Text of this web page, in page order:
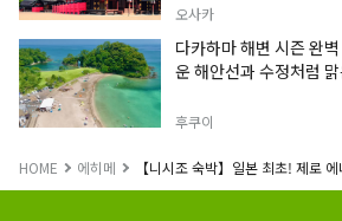
오사카
다카하마 해변 시즌 완
운 해안선과 수정처럼
후쿠이
HOME 에히메 【니시조 숙박】일본 최초! 제로